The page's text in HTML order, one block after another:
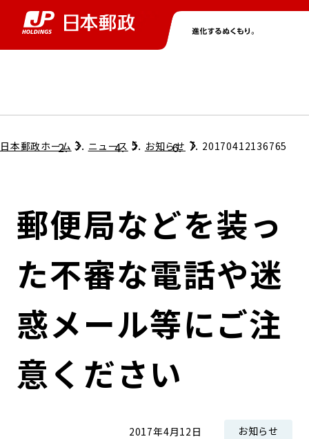
グループ情報トップ
コンプライアンス
ガバナンス
コンダクト向上の取組み
ローカル共創イニシアティブ
株主・投資家情報トップ
個人投資家のみなさまへ
株式情報
財務情報・IR資料
IRニュース
ニューストップ
サステナビリティトップ
担当役員メッセージ
サステナビリティマネジメント
持続可能な金融のフレームワーク
環境
採用情報トップ
日本郵政ホーム ニュース お知らせ 20170412136765
郵便局などを装っ
た不審な電話や迷
惑メール等にご注
意ください
2017年4月12日 お知らせ